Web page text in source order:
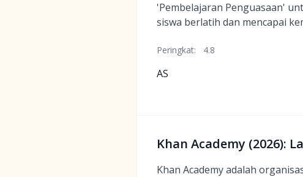
'Pembelajaran Penguasaan'
siswa berlatih dan mencapai
Peringkat: 4.8
AS
Khan Academy (2026):
Khan Academy adalah